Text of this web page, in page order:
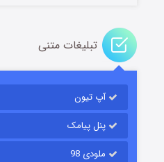
تبلیغات متنی
آپ تیون
پنل پیامک
ملودی 98